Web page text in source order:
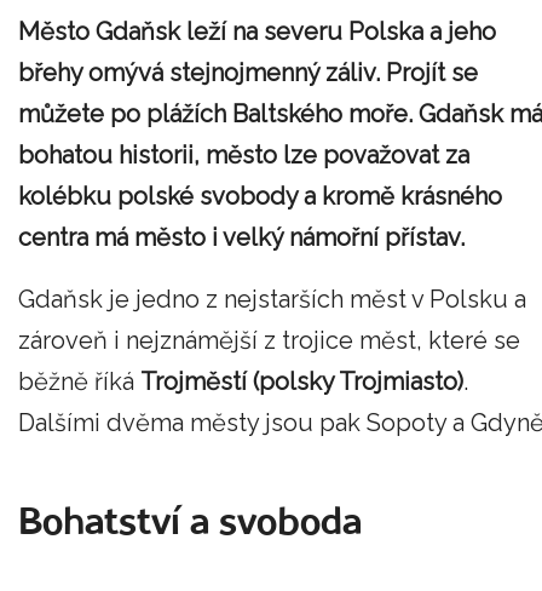
Město Gdaňsk leží na severu Polska a jeho
břehy omývá stejnojmenný záliv. Projít se
můžete po plážích Baltského moře. Gdaňsk má
bohatou historii, město lze považovat za
kolébku polské svobody a kromě krásného
centra má město i velký námořní přístav.
Gdaňsk je jedno z nejstarších měst v Polsku a
zároveň i nejznámější z trojice měst, které se
běžně říká Trojměstí (polsky Trojmiasto).
Dalšími dvěma městy jsou pak Sopoty a
Bohatství a svoboda